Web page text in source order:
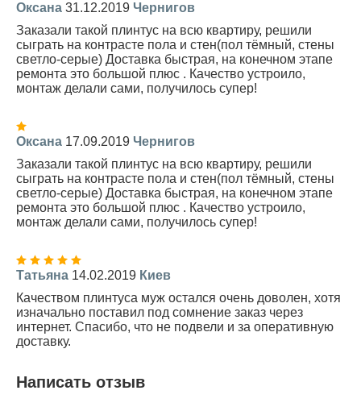
Оксана 31.12.2019 Чернигов
Заказали такой плинтус на всю квартиру, решили
сыграть на контрасте пола и стен(пол тёмный, стены
светло-серые) Доставка быстрая, на конечном этапе
ремонта это большой плюс . Качество устроило,
монтаж делали сами, получилось супер!
Оксана 17.09.2019 Чернигов
Заказали такой плинтус на всю квартиру, решили
сыграть на контрасте пола и стен(пол тёмный, стены
светло-серые) Доставка быстрая, на конечном этапе
ремонта это большой плюс . Качество устроило,
монтаж делали сами, получилось супер!
Татьяна 14.02.2019 Киев
Качеством плинтуса муж остался очень доволен, хотя
изначально поставил под сомнение заказ через
интернет. Спасибо, что не подвели и за оперативную
доставку.
Написать отзыв